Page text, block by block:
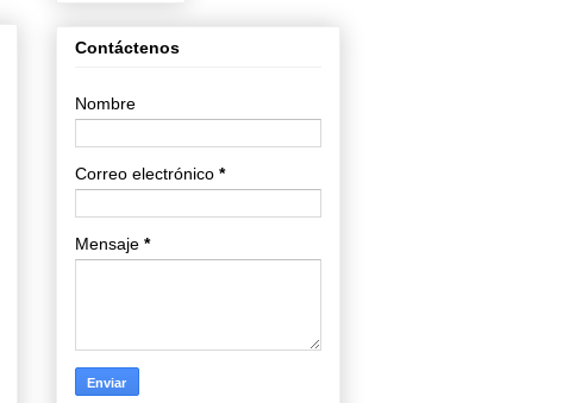
Contáctenos
Nombre
Correo electrónico *
Mensaje *